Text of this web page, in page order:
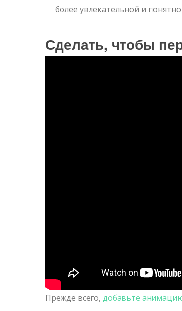
более увлекательной и
Сделать, чтобы
Прежде всего, добавьте